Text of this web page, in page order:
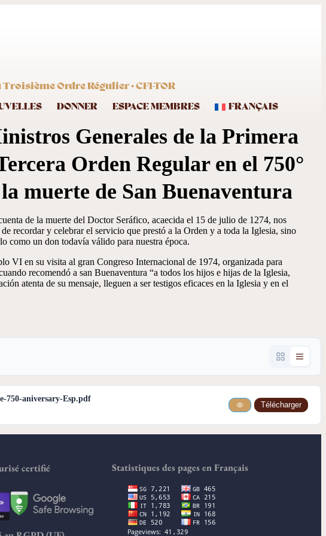
Ordre Régulier · CFI-TOR
DONNER ESPACE MEMBRES FRANÇAIS
Generales de la Primera
Orden Regular en el 750°
muerte de San Buenaventura
de la muerte del Doctor Seráfico, acaecida el 15 de julio de 1274, nos
recordar y celebrar el servicio que prestó a la Orden y a toda la Iglesia, sino
como un don todavía válido para nuestra época.
VI en su visita al gran Congreso Internacional de 1974, organizada para
recomendó a san Buenaventura “a todos los hijos e hijas de la Iglesia,
atenta de su mensaje, lleguen a ser testigos eficaces en la Iglesia y en el
750-aniversary-Esp.pdf
Télécharger
certifié Statistiques des pages en Français